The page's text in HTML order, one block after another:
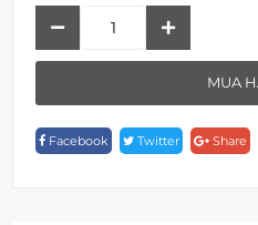
18765-
1D125-
MUA
Facebook Twitter Share